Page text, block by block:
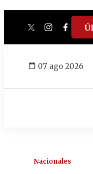
twitter
07 ago 2026
Nacionales